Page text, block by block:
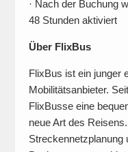
· Nach der Buchung
48 Stunden aktiviert
Über FlixBus
FlixBus ist ein junger
Mobilitätsanbieter.
FlixBusse eine
neue Art des
Streckennetzplanung